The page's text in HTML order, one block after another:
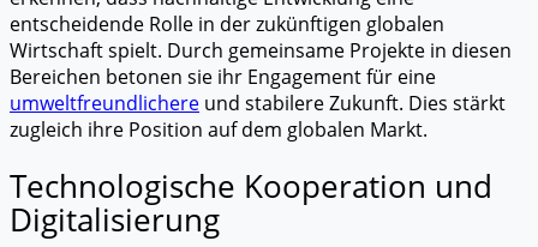
entscheidende Rolle in der zukünftigen globalen
Wirtschaft spielt. Durch gemeinsame Projekte in diesen
Bereichen betonen sie ihr Engagement für eine
umweltfreundlichere und stabilere Zukunft. Dies stärkt
zugleich ihre Position auf dem globalen Markt.
Technologische Kooperation und
Digitalisierung